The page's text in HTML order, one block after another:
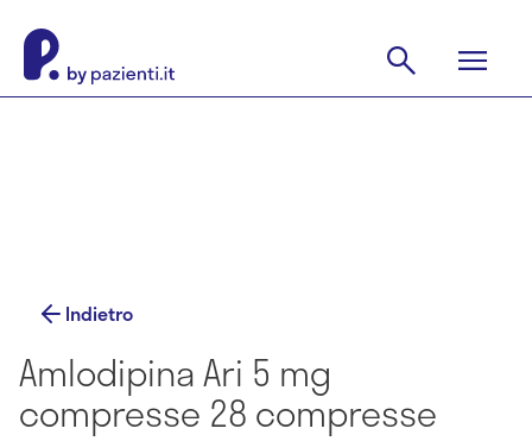
Indietro
Amlodipina Ari 5 mg
compresse 28 compresse